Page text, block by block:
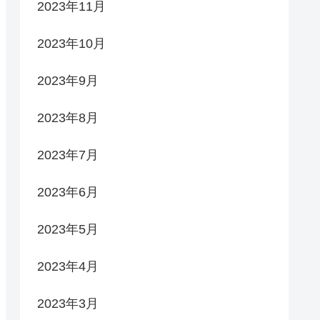
2023年11月
2023年10月
2023年9月
2023年8月
2023年7月
2023年6月
2023年5月
2023年4月
2023年3月